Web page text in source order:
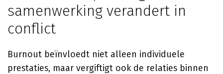
samenwerking verandert in
conflict
Burnout beïnvloedt niet alleen individuele
prestaties, maar vergiftigt ook de relaties binnen